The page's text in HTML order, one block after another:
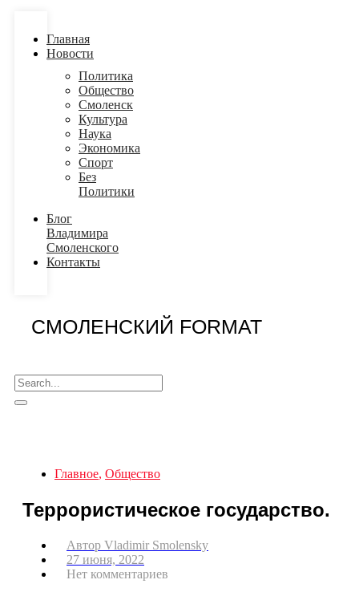
Главная
Новости
Политика
Общество
Смоленск
Культура
Наука
Экономика
Спорт
Без
Политики
Блог
Владимира
Смоленского
Контакты
СМОЛЕНСКИЙ FORMAT
Главное, Общество
Террористическое государство.
Автор Vladimir Smolensky
27 июня, 2022
Нет комментариев